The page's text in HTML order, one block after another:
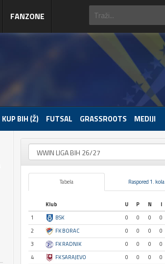
FANZONE
KUP BIH (Ž) FUTSAL GRASSROOTS MEDIJI
Tabela Raspored 1. kola
Klub U P N I
1
BSK 0 0 0 0
2
FK BORAC 0 0 0 0
3
FK RADNIK 0 0 0 0
4
FK SARAJEVO 0 0 0 0